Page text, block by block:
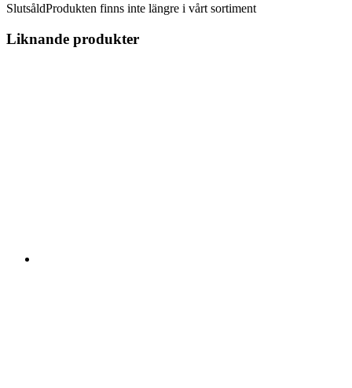
SlutsåldProdukten finns inte längre i vårt sortiment
Liknande produkter